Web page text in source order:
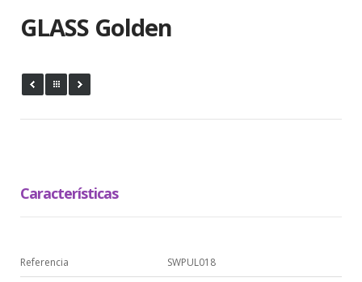
GLASS Golden
Características
Referencia
SWPUL018